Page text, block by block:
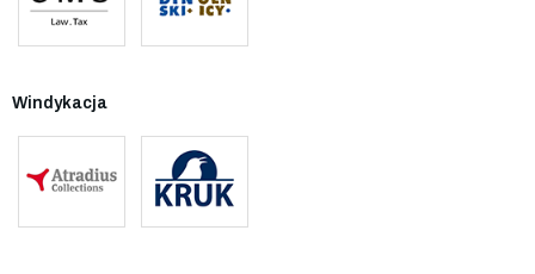
Windykacja